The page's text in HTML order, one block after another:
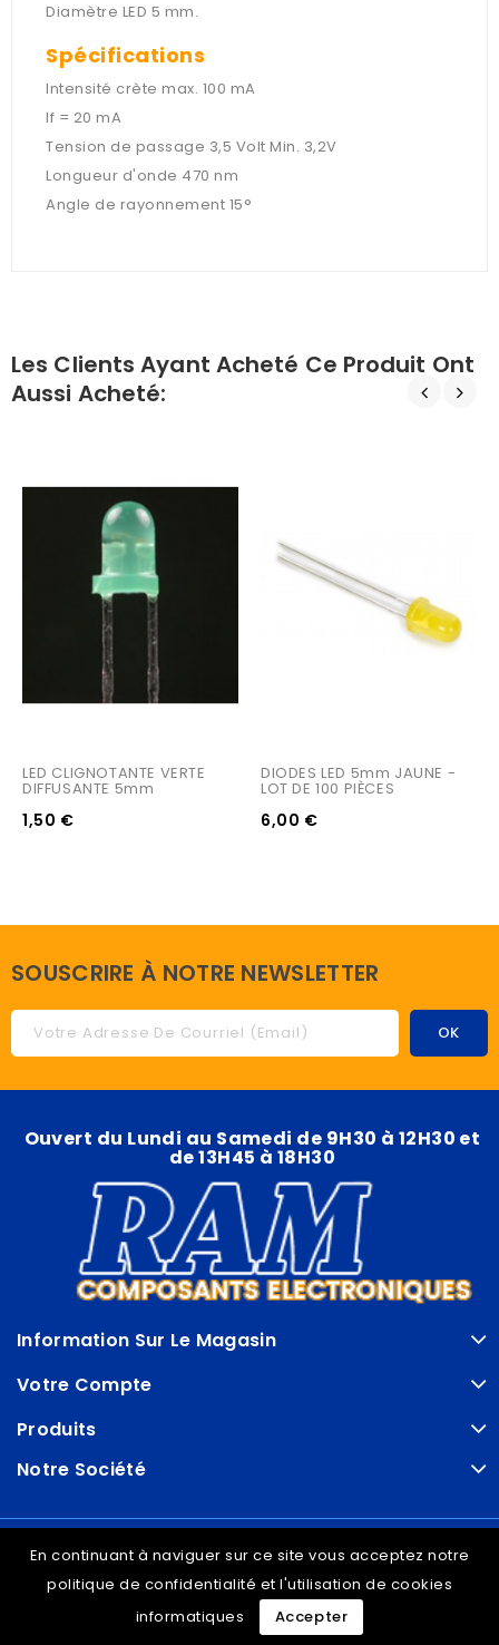
Diamètre LED 5 mm.
Spécifications
Intensité crète max. 100 mA
If = 20 mA
Tension de passage 3,5 Volt Min. 3,2V
Longueur d'onde 470 nm
Angle de rayonnement 15°
Les Clients Ayant Acheté Ce Produit Ont
Aussi Acheté:
LED CLIGNOTANTE VERTE
DIFFUSANTE 5mm
1,50 €
DIODES LED 5mm JAUNE -
LOT DE 100 PIÈCES
6,00 €
SOUSCRIRE À NOTRE NEWSLETTER
Ouvert du Lundi au Samedi de 9H30 à 12H30 et
de 13H45 à 18H30
Information Sur Le Magasin
Votre Compte
Produits
Notre Société
© VDRAM - 2026
En continuant à naviguer sur ce site vous acceptez notre
politique de confidentialité et l'utilisation de cookies
informatiques
Accepter